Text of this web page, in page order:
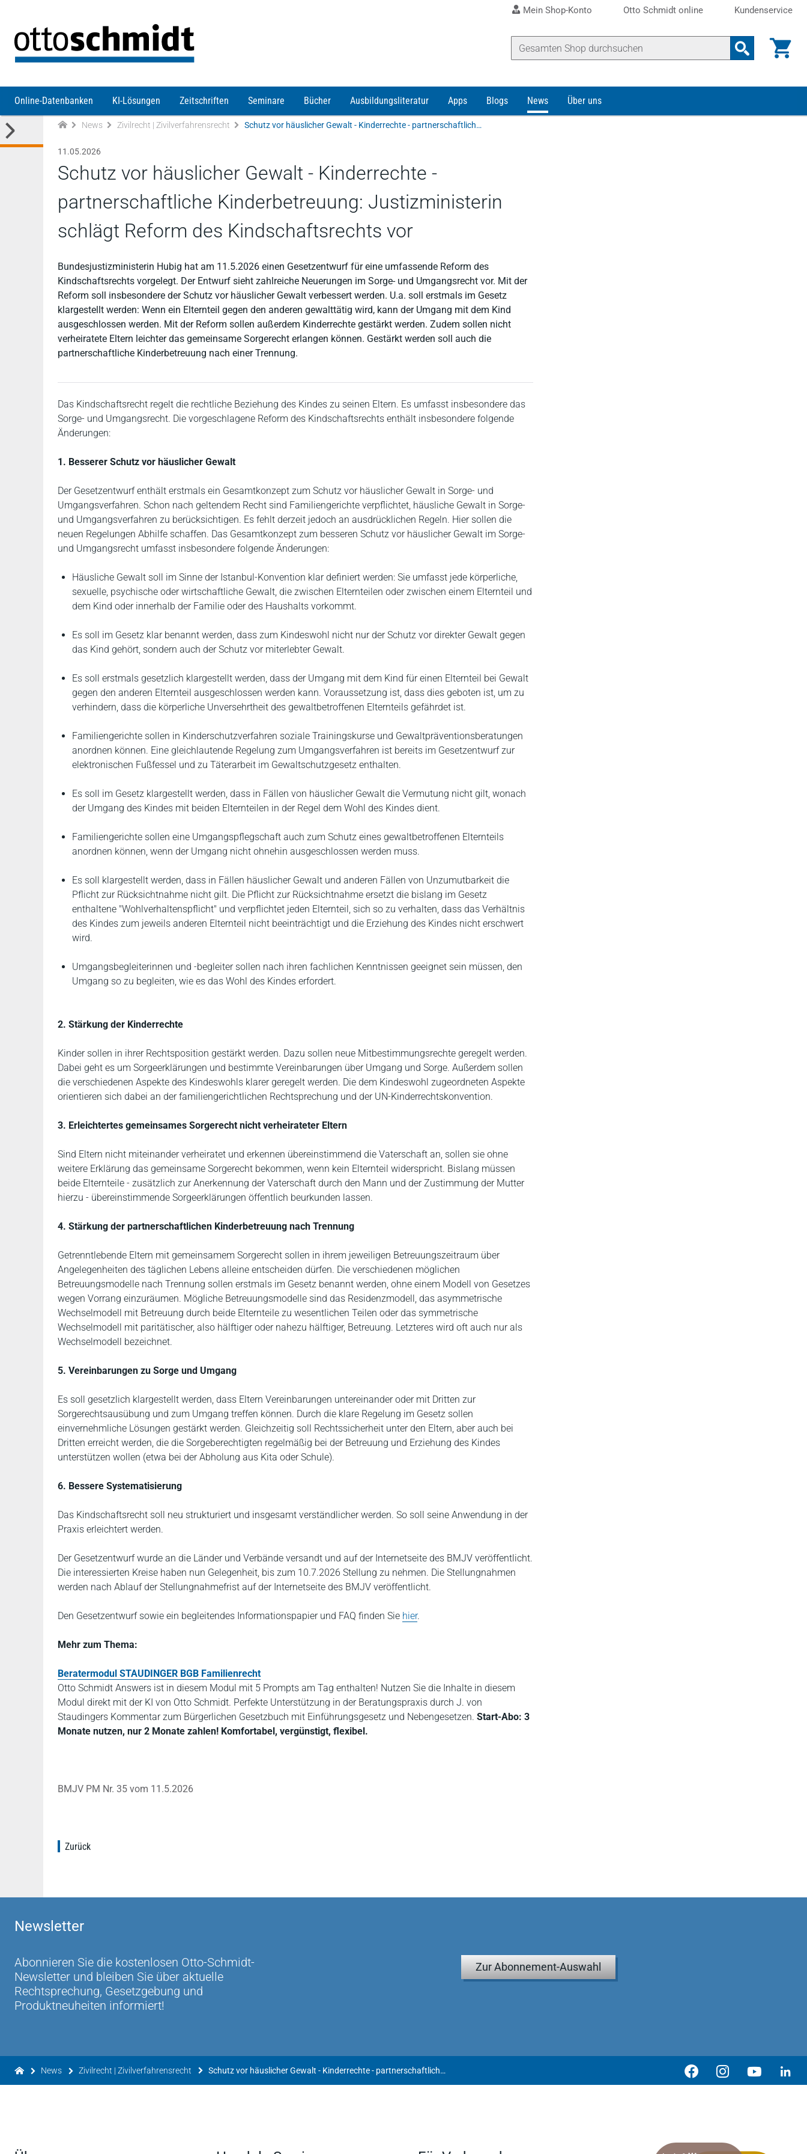
Mein Shop-Konto Otto Schmidt online Kundenservice
Online-Datenbanken KI-Lösungen Zeitschriften Seminare Bücher Ausbildungsliteratur Apps Blogs News Über uns
News Zivilrecht | Zivilverfahrensrecht Schutz vor häuslicher Gewalt - Kinderrechte - partnerschaftliche Kinderbetreuung: Justizministerin schlägt Reform des Kindschaftsrechts vor
11.05.2026
Schutz vor häuslicher Gewalt - Kinderrechte -
partnerschaftliche Kinderbetreuung: Justizministerin
schlägt Reform des Kindschaftsrechts vor
Bundesjustizministerin Hubig hat am 11.5.2026 einen Gesetzentwurf für eine umfassende Reform des
Kindschaftsrechts vorgelegt. Der Entwurf sieht zahlreiche Neuerungen im Sorge- und Umgangsrecht vor. Mit der
Reform soll insbesondere der Schutz vor häuslicher Gewalt verbessert werden. U.a. soll erstmals im Gesetz
klargestellt werden: Wenn ein Elternteil gegen den anderen gewalttätig wird, kann der Umgang mit dem Kind
ausgeschlossen werden. Mit der Reform sollen außerdem Kinderrechte gestärkt werden. Zudem sollen nicht
verheiratete Eltern leichter das gemeinsame Sorgerecht erlangen können. Gestärkt werden soll auch die
partnerschaftliche Kinderbetreuung nach einer Trennung.
Das Kindschaftsrecht regelt die rechtliche Beziehung des Kindes zu seinen Eltern. Es umfasst insbesondere das
Sorge- und Umgangsrecht. Die vorgeschlagene Reform des Kindschaftsrechts enthält insbesondere folgende
Änderungen:
1. Besserer Schutz vor häuslicher Gewalt
Der Gesetzentwurf enthält erstmals ein Gesamtkonzept zum Schutz vor häuslicher Gewalt in Sorge- und
Umgangsverfahren. Schon nach geltendem Recht sind Familiengerichte verpflichtet, häusliche Gewalt in Sorge-
und Umgangsverfahren zu berücksichtigen. Es fehlt derzeit jedoch an ausdrücklichen Regeln. Hier sollen die
neuen Regelungen Abhilfe schaffen. Das Gesamtkonzept zum besseren Schutz vor häuslicher Gewalt im Sorge-
und Umgangsrecht umfasst insbesondere folgende Änderungen:
Häusliche Gewalt soll im Sinne der Istanbul-Konvention klar definiert werden: Sie umfasst jede körperliche,
sexuelle, psychische oder wirtschaftliche Gewalt, die zwischen Elternteilen oder zwischen einem Elternteil und
dem Kind oder innerhalb der Familie oder des Haushalts vorkommt.
Es soll im Gesetz klar benannt werden, dass zum Kindeswohl nicht nur der Schutz vor direkter Gewalt gegen
das Kind gehört, sondern auch der Schutz vor miterlebter Gewalt.
Es soll erstmals gesetzlich klargestellt werden, dass der Umgang mit dem Kind für einen Elternteil bei Gewalt
gegen den anderen Elternteil ausgeschlossen werden kann. Voraussetzung ist, dass dies geboten ist, um zu
verhindern, dass die körperliche Unversehrtheit des gewaltbetroffenen Elternteils gefährdet ist.
Familiengerichte sollen in Kinderschutzverfahren soziale Trainingskurse und Gewaltpräventionsberatungen
anordnen können. Eine gleichlautende Regelung zum Umgangsverfahren ist bereits im Gesetzentwurf zur
elektronischen Fußfessel und zu Täterarbeit im Gewaltschutzgesetz enthalten.
Es soll im Gesetz klargestellt werden, dass in Fällen von häuslicher Gewalt die Vermutung nicht gilt, wonach
der Umgang des Kindes mit beiden Elternteilen in der Regel dem Wohl des Kindes dient.
Familiengerichte sollen eine Umgangspflegschaft auch zum Schutz eines gewaltbetroffenen Elternteils
anordnen können, wenn der Umgang nicht ohnehin ausgeschlossen werden muss.
Es soll klargestellt werden, dass in Fällen häuslicher Gewalt und anderen Fällen von Unzumutbarkeit die
Pflicht zur Rücksichtnahme nicht gilt. Die Pflicht zur Rücksichtnahme ersetzt die bislang im Gesetz
enthaltene "Wohlverhaltenspflicht" und verpflichtet jeden Elternteil, sich so zu verhalten, dass das Verhältnis
des Kindes zum jeweils anderen Elternteil nicht beeinträchtigt und die Erziehung des Kindes nicht erschwert
wird.
Umgangsbegleiterinnen und -begleiter sollen nach ihren fachlichen Kenntnissen geeignet sein müssen, den
Umgang so zu begleiten, wie es das Wohl des Kindes erfordert.
2. Stärkung der Kinderrechte
Kinder sollen in ihrer Rechtsposition gestärkt werden. Dazu sollen neue Mitbestimmungsrechte geregelt werden.
Dabei geht es um Sorgeerklärungen und bestimmte Vereinbarungen über Umgang und Sorge. Außerdem sollen
die verschiedenen Aspekte des Kindeswohls klarer geregelt werden. Die dem Kindeswohl zugeordneten Aspekte
orientieren sich dabei an der familiengerichtlichen Rechtsprechung und der UN-Kinderrechtskonvention.
3. Erleichtertes gemeinsames Sorgerecht nicht verheirateter Eltern
Sind Eltern nicht miteinander verheiratet und erkennen übereinstimmend die Vaterschaft an, sollen sie ohne
weitere Erklärung das gemeinsame Sorgerecht bekommen, wenn kein Elternteil widerspricht. Bislang müssen
beide Elternteile - zusätzlich zur Anerkennung der Vaterschaft durch den Mann und der Zustimmung der Mutter
hierzu - übereinstimmende Sorgeerklärungen öffentlich beurkunden lassen.
4. Stärkung der partnerschaftlichen Kinderbetreuung nach Trennung
Getrenntlebende Eltern mit gemeinsamem Sorgerecht sollen in ihrem jeweiligen Betreuungszeitraum über
Angelegenheiten des täglichen Lebens alleine entscheiden dürfen. Die verschiedenen möglichen
Betreuungsmodelle nach Trennung sollen erstmals im Gesetz benannt werden, ohne einem Modell von Gesetzes
wegen Vorrang einzuräumen. Mögliche Betreuungsmodelle sind das Residenzmodell, das asymmetrische
Wechselmodell mit Betreuung durch beide Elternteile zu wesentlichen Teilen oder das symmetrische
Wechselmodell mit paritätischer, also hälftiger oder nahezu hälftiger, Betreuung. Letzteres wird oft auch nur als
Wechselmodell bezeichnet.
5. Vereinbarungen zu Sorge und Umgang
Es soll gesetzlich klargestellt werden, dass Eltern Vereinbarungen untereinander oder mit Dritten zur
Sorgerechtsausübung und zum Umgang treffen können. Durch die klare Regelung im Gesetz sollen
einvernehmliche Lösungen gestärkt werden. Gleichzeitig soll Rechtssicherheit unter den Eltern, aber auch bei
Dritten erreicht werden, die die Sorgeberechtigten regelmäßig bei der Betreuung und Erziehung des Kindes
unterstützen wollen (etwa bei der Abholung aus Kita oder Schule).
6. Bessere Systematisierung
Das Kindschaftsrecht soll neu strukturiert und insgesamt verständlicher werden. So soll seine Anwendung in der
Praxis erleichtert werden.
Der Gesetzentwurf wurde an die Länder und Verbände versandt und auf der Internetseite des BMJV veröffentlicht.
Die interessierten Kreise haben nun Gelegenheit, bis zum 10.7.2026 Stellung zu nehmen. Die Stellungnahmen
werden nach Ablauf der Stellungnahmefrist auf der Internetseite des BMJV veröffentlicht.
Den Gesetzentwurf sowie ein begleitendes Informationspapier und FAQ finden Sie hier.
Mehr zum Thema:
Beratermodul STAUDINGER BGB Familienrecht
Otto Schmidt Answers ist in diesem Modul mit 5 Prompts am Tag enthalten! Nutzen Sie die Inhalte in diesem
Modul direkt mit der KI von Otto Schmidt. Perfekte Unterstützung in der Beratungspraxis durch J. von
Staudingers Kommentar zum Bürgerlichen Gesetzbuch mit Einführungsgesetz und Nebengesetzen. Start-Abo: 3
Monate nutzen, nur 2 Monate zahlen! Komfortabel, vergünstigt, flexibel.
BMJV PM Nr. 35 vom 11.5.2026
Zurück
Newsletter
Abonnieren Sie die kostenlosen Otto-Schmidt-
Newsletter und bleiben Sie über aktuelle
Rechtsprechung, Gesetzgebung und
Produktneuheiten informiert!
Zur Abonnement-Auswahl
News Zivilrecht | Zivilverfahrensrecht Schutz vor häuslicher Gewalt - Kinderrechte - partnerschaftliche Kinderbetreuung: Justizministerin schlägt Reform des Kindschaftsrechts vor